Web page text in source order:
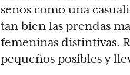
senos como una
tan bien las prendas
femeninas distintivas.
pequeños posibles y